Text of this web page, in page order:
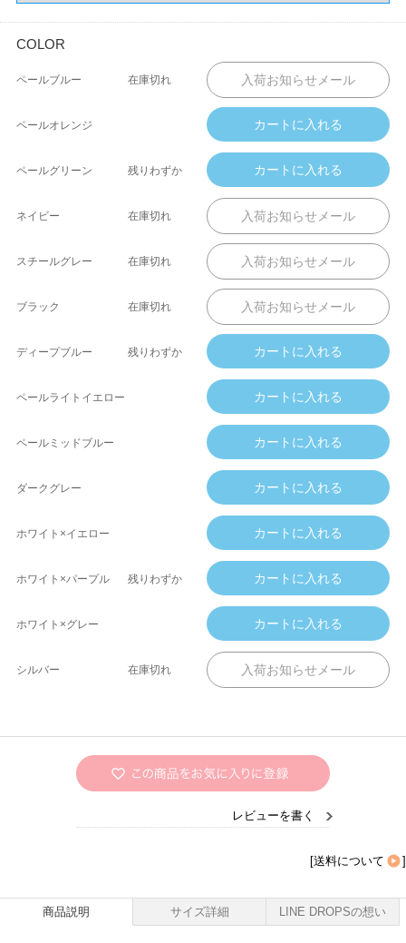
COLOR
ペールブルー 在庫切れ
ペールオレンジ
ペールグリーン 残りわずか
ネイビー 在庫切れ
スチールグレー 在庫切れ
ブラック 在庫切れ
ディープブルー 残りわずか
ペールライトイエロー
ペールミッドブルー
ダークグレー
ホワイト×イエロー
ホワイト×パープル 残りわずか
ホワイト×グレー
シルバー 在庫切れ
レビューを書く
[送料について ]
商品説明 サイズ詳細 LINE DROPSの想い